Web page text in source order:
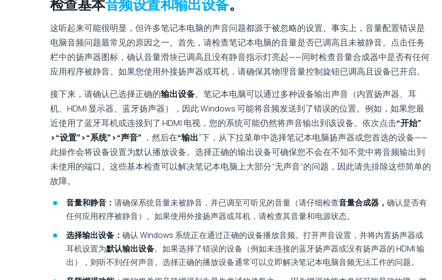
检查基本音频设置和输出设备。
这听起来可能很明显，但许多笔记本电脑的声音问题都源于被忽略的设置。事实上，音量配置错误是
电脑音频问题最常见的原因之一。首先，请检查笔记本电脑的音量是否已调高且未被静音。点击任务
栏中的扬声器图标，确认音量滑块已调高且没有静音指示灯亮起——同时检查音量合成器中是否有任何
应用程序被静音。如果您使用外接扬声器或耳机，请确保其物理音量控制旋钮已调高且设备已开启。
接下来，请确认已选择正确的输出设备。笔记本电脑可以通过多种设备输出声音（内置扬声器、耳
机、HDMI 显示器、蓝牙扬声器），因此 Windows 可能将音频发送到了错误的位置。例如，如果您最
近使用了蓝牙耳机或连接到了 HDMI 电视，您的系统可能仍然将声音输出到该设备。依次点击“开始”
>“设置”>“系统”>“声音” ，然后在“输出”下，从下拉菜单中选择笔记本电脑扬声器或您首选的设备——
此操作会将设备设置为默认播放设备。选择正确的输出设备可确保您不会在不知不觉中将音频输出到
未使用的端口。这些基本检查可以解决笔记本电脑上大部分“无声音”的问题，因此请先排除这些简单的
故障。
音量和静音： 请确保系统音量未被静音，并已调至可听见的音量（请仔细检查音量合成器， 确认是否有
任何应用程序被静音）。如果使用外接扬声器或耳机，请检查其音量和电源状态。
选择输出设备： 确认 Windows 系统正在通过正确的设备播放音频。打开声音设置，并将内置扬声器或
耳机设置为默认输出设备。如果选择了错误的设备（例如未连接的蓝牙扬声器或没有扬声器的 HDMI 输
出），则听不到任何声音。选择正确的播放设备通常可以立即解决笔记本电脑音频无法工作的问题。